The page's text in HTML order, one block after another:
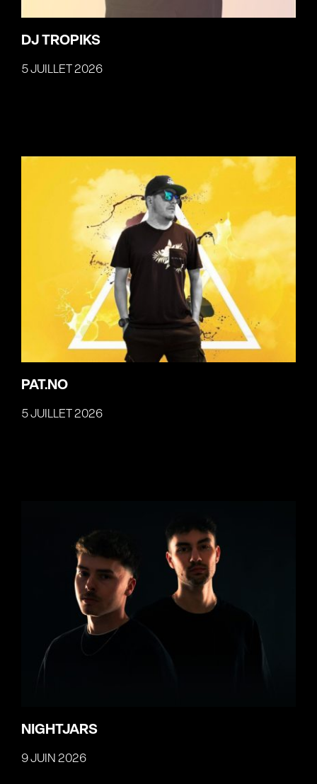
DJ TROPIKS
5 JUILLET 2026
PAT.NO
5 JUILLET 2026
NIGHTJARS
9 JUIN 2026